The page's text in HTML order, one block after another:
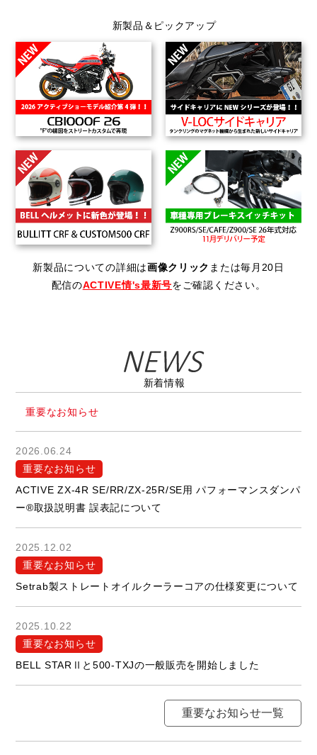
新製品＆ピックアップ
新製品についての詳細は画像クリック または毎月20日
配信のACTIVE情's最新号をご確認ください。
新着情報
重要なお知らせ
2026.06.24
重要なお知らせ
ACTIVE ZX-4R SE/RR/ZX-25R/SE用 パフォーマンスダンパ
ー®取扱説明書 誤表記について
2025.12.02
重要なお知らせ
Setrab製ストレートオイルクーラーコアの仕様変更について
2025.10.22
重要なお知らせ
BELL STARⅡと500-TXJの一般販売を開始しました
重要なお知らせ一覧